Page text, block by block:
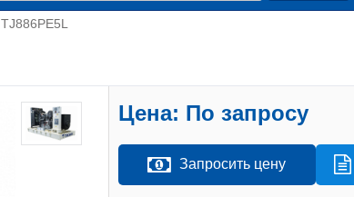
TJ886PE5L
Цена: По запросу
Запросить цену